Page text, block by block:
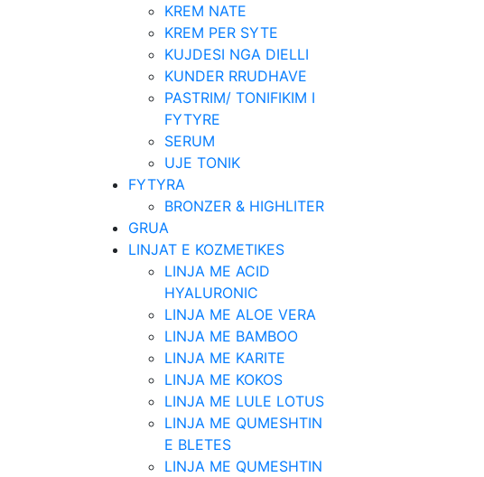
KREM NATE
KREM PER SYTE
KUJDESI NGA DIELLI
KUNDER RRUDHAVE
PASTRIM/ TONIFIKIM I
FYTYRE
SERUM
UJE TONIK
FYTYRA
BRONZER & HIGHLITER
GRUA
LINJAT E KOZMETIKES
LINJA ME ACID
HYALURONIC
LINJA ME ALOE VERA
LINJA ME BAMBOO
LINJA ME KARITE
LINJA ME KOKOS
LINJA ME LULE LOTUS
LINJA ME QUMESHTIN
E BLETES
LINJA ME QUMESHTIN